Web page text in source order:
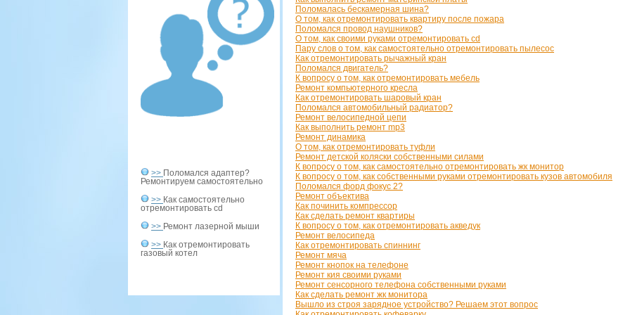
>> Поломался адаптер?
Ремонтируем самостоятельно
>> Как самостоятельно
отремонтировать cd
>> Ремонт лазерной мыши
>> Как отремонтировать
газовый котел
Поломалась бескамерная шина?
О том, как отремонтировать квартиру после пожара
Поломался провод наушников?
О том, как своими руками отремонтировать cd
Пару слов о том, как самостоятельно отремонтировать пылесос
Как отремонтировать рычажный кран
Поломался двигатель?
К вопросу о том, как отремонтировать мебель
Ремонт компьютерного кресла
Как отремонтировать шаровый кран
Поломался автомобильный радиатор?
Ремонт велосипедной цепи
Как выполнить ремонт mp3
Ремонт динамика
О том, как отремонтировать туфли
Ремонт детской коляски собственными силами
К вопросу о том, как самостоятельно отремонтировать жк монитор
К вопросу о том, как собственными руками отремонтировать кузов автомобиля
Поломался форд фокус 2?
Ремонт объектива
Как починить компрессор
Как сделать ремонт квартиры
К вопросу о том, как отремонтировать акведук
Ремонт велосипеда
Как отремонтировать спиннинг
Ремонт мяча
Ремонт кнопок на телефоне
Ремонт кия своими руками
Ремонт сенсорного телефона собственными руками
Как сделать ремонт жк монитора
Вышло из строя зарядное устройство? Решаем этот вопрос